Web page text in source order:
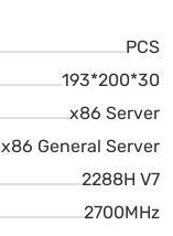
PCS
193*200*30
x86 Server
x86 General Server
2288H V7
2700MHz